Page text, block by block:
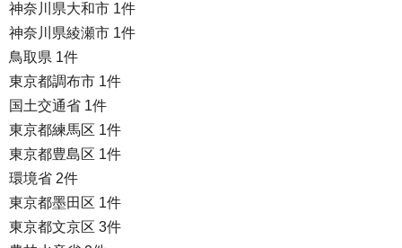
神奈川県大和市 1件
神奈川県綾瀬市 1件
鳥取県 1件
東京都調布市 1件
国土交通省 1件
東京都練馬区 1件
東京都豊島区 1件
環境省 2件
東京都墨田区 1件
東京都文京区 3件